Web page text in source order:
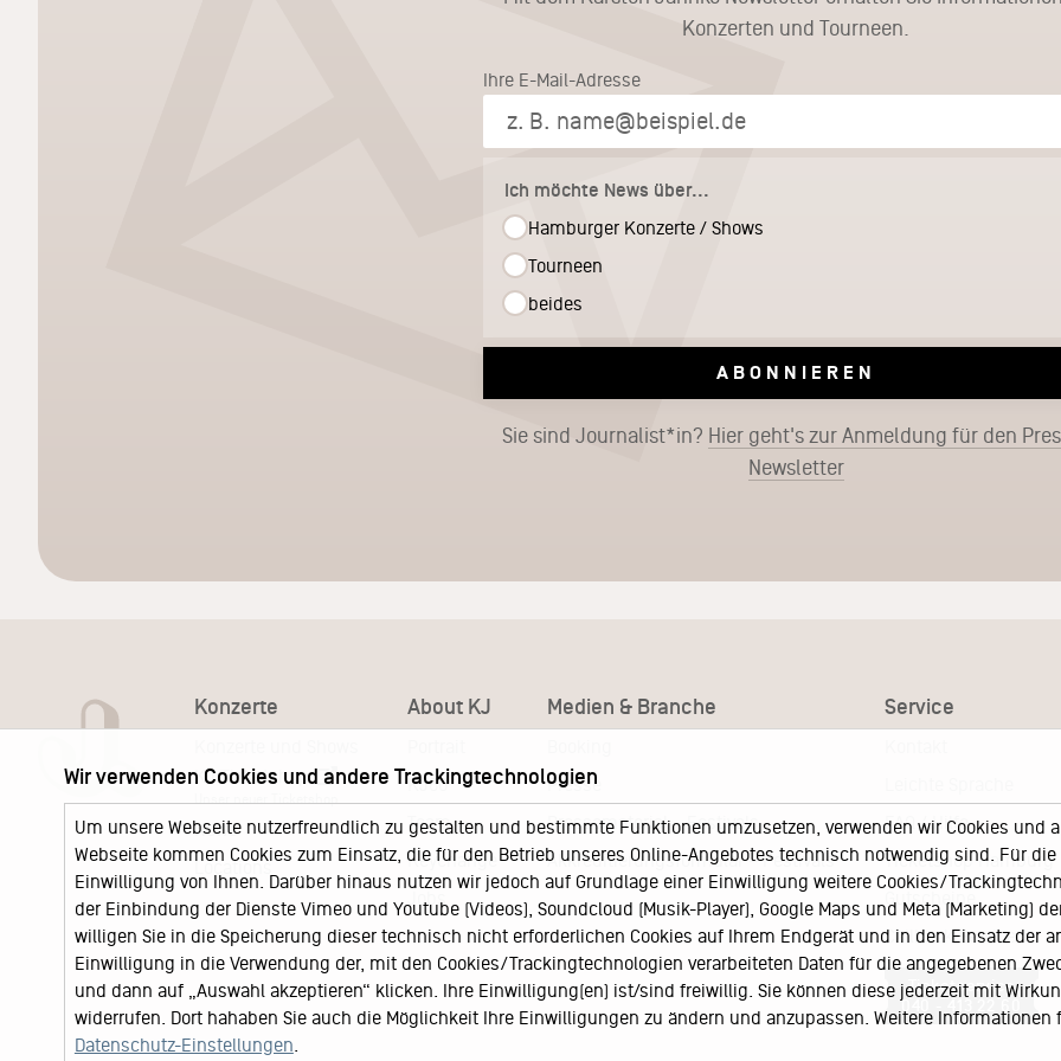
Konzerten und Tourneen.
Ihre E-Mail-Adresse
Ich möchte News über...
Hamburger Konzerte / Shows
Tourneen
beides
ABONNIEREN
Sie sind Journalist*in? Hier geht's zur Anmeldung für den
Newsletter
Konzerte
KJ Ticketshop
Unser neuer Ticketshop
News
Locations
About KJ
KJ60
Team
Keychange
Jobs
Medien & Branche
Presse
Pressematerial – Festivals
Akkreditierungsformular – Festivals
Service
FAQ / Hilfe
Ticketshop Hamburg
Gutscheine
Callback-Service
Ticketservice
040 - 413 22 60
Wir verwenden Cookies und andere Trackingtechnologien
Um unsere Webseite nutzerfreundlich zu gestalten und bestimmte Funktionen umzusetzen, verwenden wir Cookies und
Webseite kommen Cookies zum Einsatz, die für den Betrieb unseres Online-Angebotes technisch notwendig sind. Für
Einwilligung von Ihnen. Darüber hinaus nutzen wir jedoch auf Grundlage einer Einwilligung weitere Cookies/
der Einbindung der Dienste Vimeo und Youtube (Videos), Soundcloud (Musik-Player), Google Maps und Meta (Marketing)
willigen Sie in die Speicherung dieser technisch nicht erforderlichen Cookies auf Ihrem Endgerät und in den Einsatz der
Einwilligung in die Verwendung der, mit den Cookies/Trackingtechnologien verarbeiteten Daten für die angegebenen
und dann auf „Auswahl akzeptieren“ klicken. Ihre Einwilligung(en) ist/sind freiwillig. Sie können diese jederzeit mit
widerrufen. Dort hahaben Sie auch die Möglichkeit Ihre Einwilligungen zu ändern und anzupassen. Weitere
Datenschutz-Einstellungen